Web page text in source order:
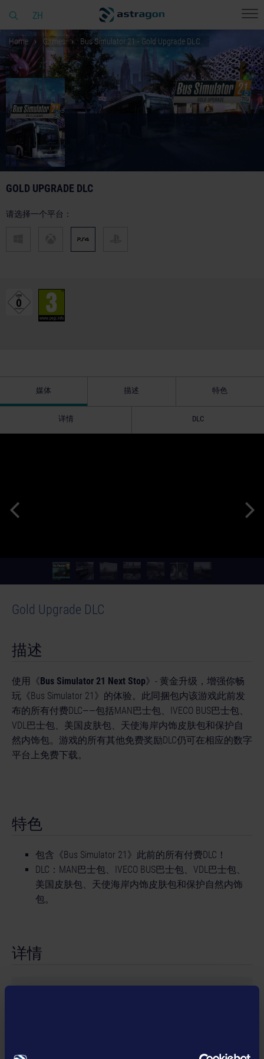
ZH
Home Games Bus Simulator 21 - Gold Upgrade DLC
GOLD UPGRADE DLC
请选择一个平台：
媒体 描述 特色
详情 DLC
Gold Upgrade DLC
描述
使用《Bus Simulator 21 Next Stop》- 黄金升级，增强你畅
玩《Bus Simulator 21》的体验。此同捆包内该游戏此前发
布的所有付费DLC——包括MAN巴士包、IVECO BUS巴士包、
VDL巴士包、美国皮肤包、天使海岸内饰皮肤包和保护自
然内饰包。游戏的所有其他免费奖励DLC仍可在相应的数字
平台上免费下载。
特色
包含《Bus Simulator 21》此前的所有付费DLC！
DLC：MAN巴士包、IVECO BUS巴士包、VDL巴士包、
美国皮肤包、天使海岸内饰皮肤包和保护自然内饰
包。
详情